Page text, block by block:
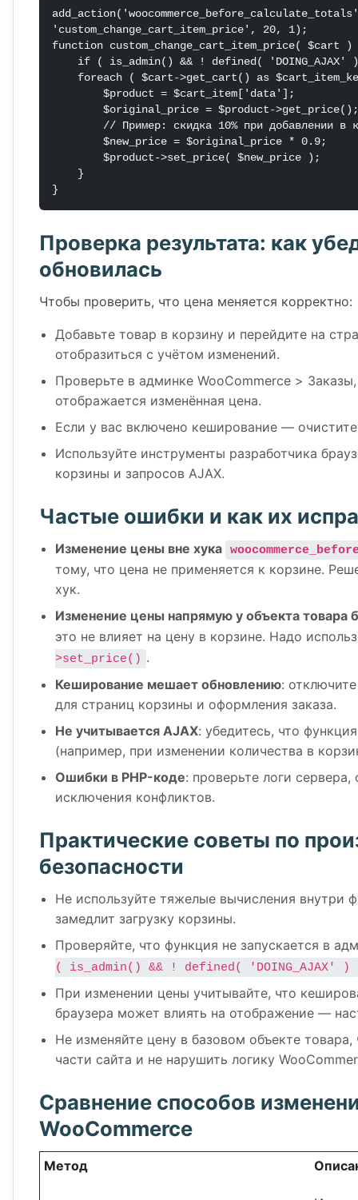
'custom_change_cart_item_price', 20, 1);
function custom_change_cart_item_price( $cart
}
Проверка результата: как
обновилась
Чтобы проверить, что цена меняется корректно:
Добавьте товар в корзину и перейдите на
отобразиться с учётом изменений.
Проверьте в админке WooCommerce >
отображается изменённая цена.
Если у вас включено кеширование —
Используйте инструменты разработчика
корзины и запросов AJAX.
Частые ошибки и как их
Изменение цены вне хука
тому, что цена не применяется к корзине.
хук.
Изменение цены напрямую у объекта товара
это не влияет на цену в корзине. Надо
>set_price() .
Кеширование мешает обновлению:
для страниц корзины и оформления заказа.
Не учитывается AJAX: убедитесь, что
(например, при изменении количества в
Ошибки в PHP-коде: проверьте логи
исключения конфликтов.
Практические советы по
безопасности
Не используйте тяжелые вычисления внутри
замедлит загрузку корзины.
Проверяйте, что функция не запускается в
( is_admin() && ! defined( 'DOING_AJAX'
При изменении цены учитывайте, что
браузера может влиять на отображение —
Не изменяйте цену в базовом объекте
части сайта и не нарушить логику
Сравнение способов
WooCommerce
Метод